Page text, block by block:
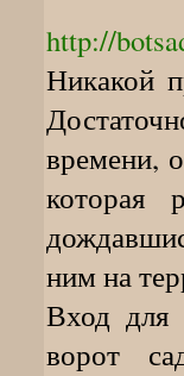
http://
Никакой
времени,
которая
ним на
Вход для
ворот